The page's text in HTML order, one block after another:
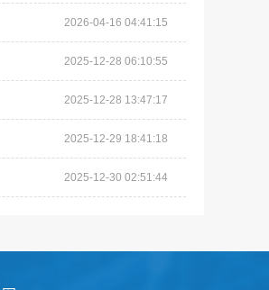
2026-04-16 04:41:15
2025-12-28 06:10:55
2025-12-28 13:47:17
2025-12-29 18:41:18
2025-12-30 02:51:44